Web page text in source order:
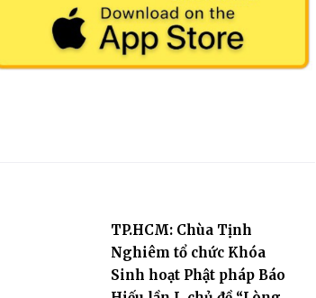
TP.HCM: Chùa Tịnh
Nghiêm tổ chức Khóa
Sinh hoạt Phật pháp Báo